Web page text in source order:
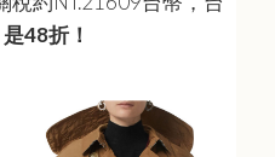
是48折！